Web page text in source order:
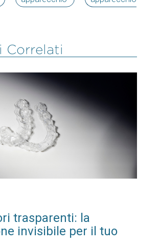
Correlati
trasparenti: la
invisibile per il tuo